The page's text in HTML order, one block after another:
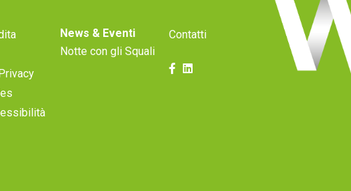
News & Eventi
Notte con gli Squali
Contatti